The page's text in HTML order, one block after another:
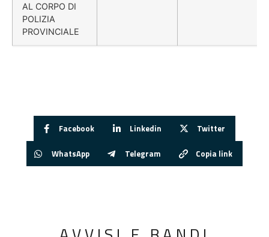
AL CORPO DI
POLIZIA
PROVINCIALE
Facebook Linkedin Twitter
WhatsApp Telegram Copia link